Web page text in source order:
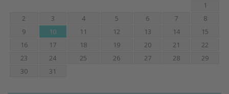
1
2
3 4 5 6 7
8
9
10 11 12 13 14
15
16
17 18 19 20 21
22
23
24 25 26 27 28
29
30
31